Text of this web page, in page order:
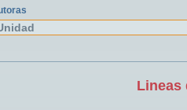
Lineas